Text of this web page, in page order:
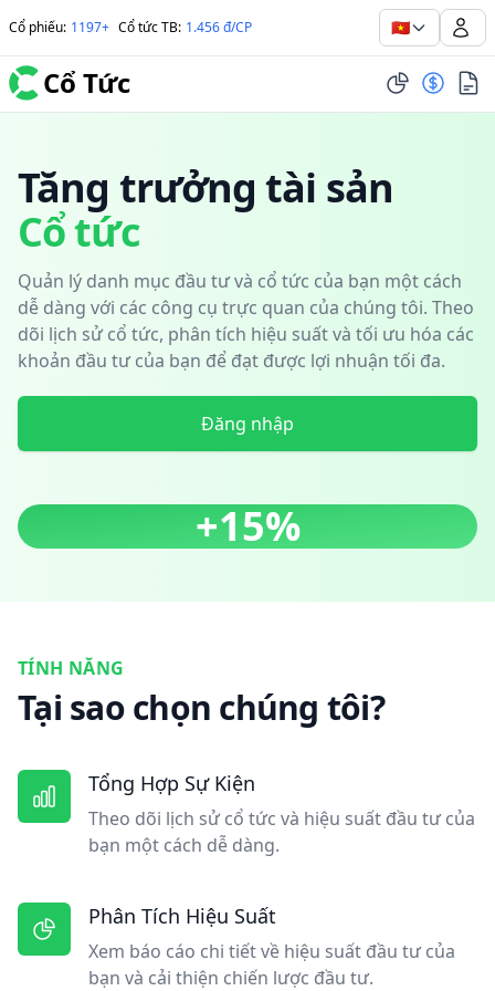
Cổ phiếu: 1197+ Cổ tức TB: 1.456 đ/CP 🇻🇳
Cổ Tức
Tăng trưởng tài sản
Cổ tức
Quản lý danh mục đầu tư và cổ tức của bạn một cách
dễ dàng với các công cụ trực quan của chúng tôi. Theo
dõi lịch sử cổ tức, phân tích hiệu suất và tối ưu hóa các
khoản đầu tư của bạn để đạt được lợi nhuận tối đa.
Đăng nhập
+15%
TÍNH NĂNG
Tại sao chọn chúng tôi?
Tổng Hợp Sự Kiện
Theo dõi lịch sử cổ tức và hiệu suất đầu tư của
bạn một cách dễ dàng.
Phân Tích Hiệu Suất
Xem báo cáo chi tiết về hiệu suất đầu tư của
bạn và cải thiện chiến lược đầu tư.